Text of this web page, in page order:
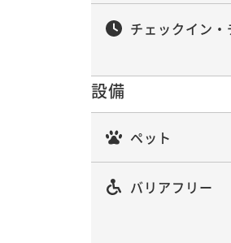
チェックイン
設備
ペット
バリアフリー